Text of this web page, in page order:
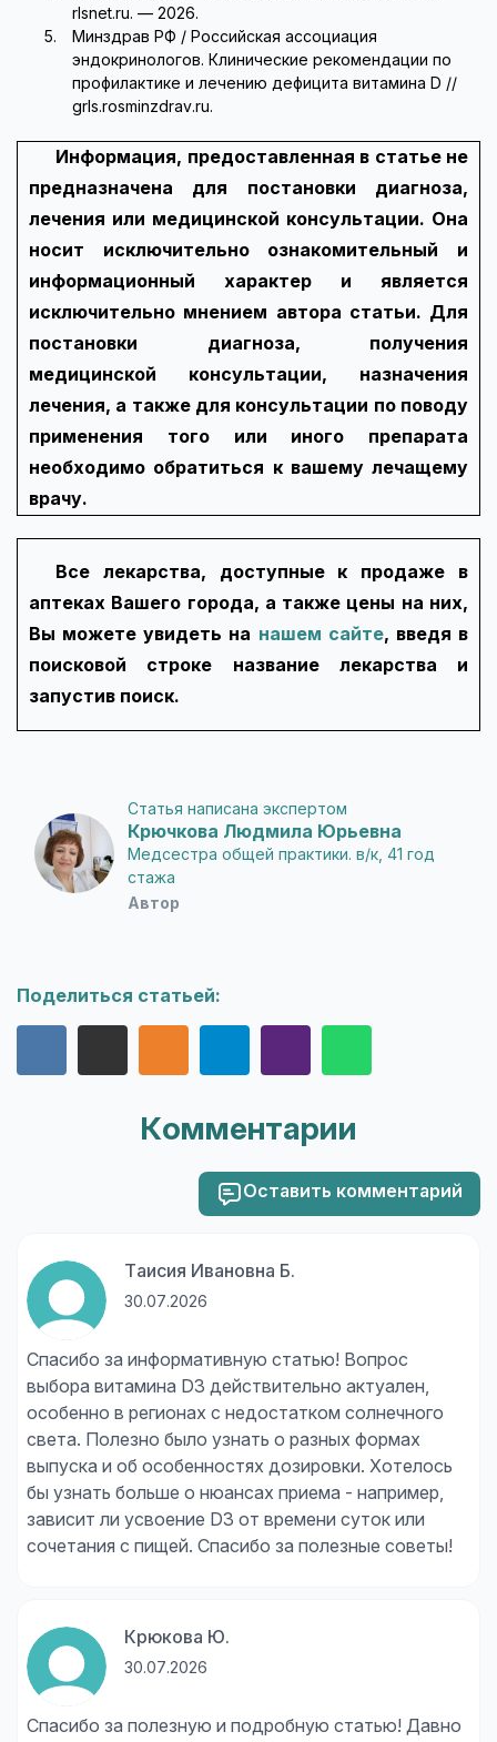
rlsnet.ru. — 2026.
Минздрав РФ / Российская ассоциация
эндокринологов. Клинические рекомендации по
профилактике и лечению дефицита витамина D //
grls.rosminzdrav.ru.
Информация, предоставленная в статье не
предназначена для постановки диагноза,
лечения или медицинской консультации. Она
носит исключительно ознакомительный и
информационный характер и является
исключительно мнением автора статьи. Для
постановки диагноза, получения
медицинской консультации, назначения
лечения, а также для консультации по поводу
применения того или иного препарата
необходимо обратиться к вашему лечащему
врачу.
Все лекарства, доступные к продаже в
аптеках Вашего города, а также цены на них,
Вы можете увидеть на нашем сайте, введя в
поисковой строке название лекарства и
запустив поиск.
Статья написана экспертом
Крючкова Людмила Юрьевна
Медсестра общей практики. в/к, 41 год
стажа
Автор
Поделиться статьей:
Комментарии
Оставить комментарий
Таисия Ивановна Б.
30.07.2026
Спасибо за информативную статью! Вопрос
выбора витамина D3 действительно актуален,
особенно в регионах с недостатком солнечного
света. Полезно было узнать о разных формах
выпуска и об особенностях дозировки. Хотелось
бы узнать больше о нюансах приема - например,
зависит ли усвоение D3 от времени суток или
сочетания с пищей. Спасибо за полезные советы!
Крюкова Ю.
30.07.2026
Спасибо за полезную и подробную статью! Давно